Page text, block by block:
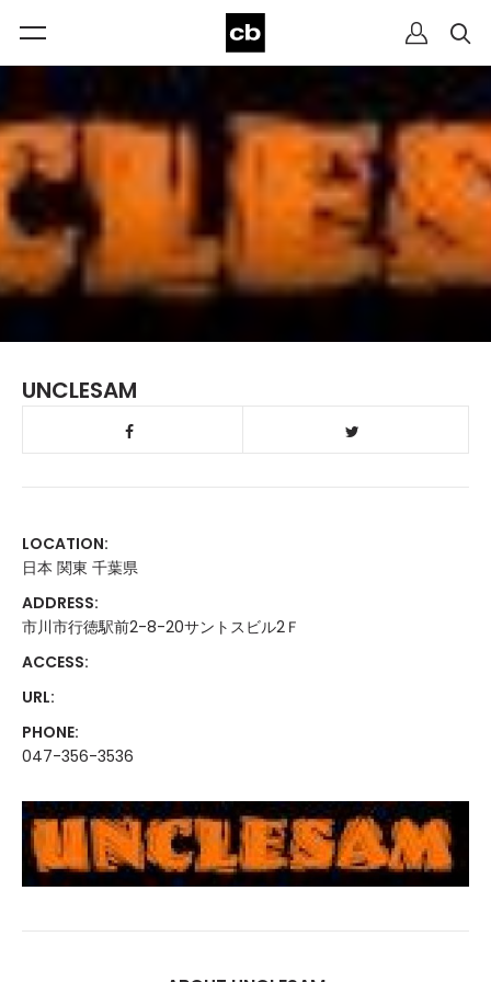
UNCLESAM
LOCATION:
日本 関東 千葉県
ADDRESS:
市川市行徳駅前2-8-20サントスビル2Ｆ
ACCESS:
URL:
PHONE:
047-356-3536